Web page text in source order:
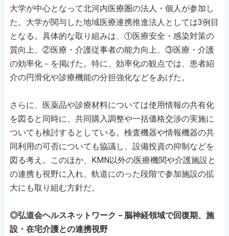
大学が中心となって北河内医療圏の法人・個人が参加し
た。大学が関与した地域医療連携推進法人としては3例目
となる。具体的な取り組みは、①医療安全・感染対策の
質向上、②医療・介護従事者の能力向上、③医療・介護
の効率化－を掲げた。特に、効率化の観点では、患者紹
介の円滑化や診療機能の分担強化などをあげた。
さらに、医薬品や診療材料については使用情報の共有化
を図ると同時に、共同購入調整や一括価格交渉の実施に
ついても検討するとしている。検査機器や情報機器の共
同利用の可否についても協議し、設備投資の抑制などを
図る考え。このほか、KMN以外の医療機関や介護施設と
の連携も視野に入れ、軌道にのった段階で参加施設の拡
大にも取り組む方針だ。
◎弘道会ヘルスネットワーク－脳神経領域で回復期、施
設・在宅介護との連携視野